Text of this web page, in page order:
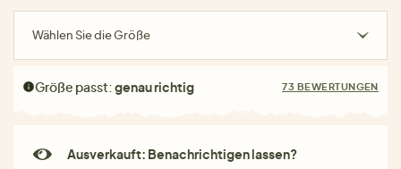
Wählen Sie die Größe
Größe passt:genau richtig 73 BEWERTUNGEN
Ausverkauft: Benachrichtigen lassen?